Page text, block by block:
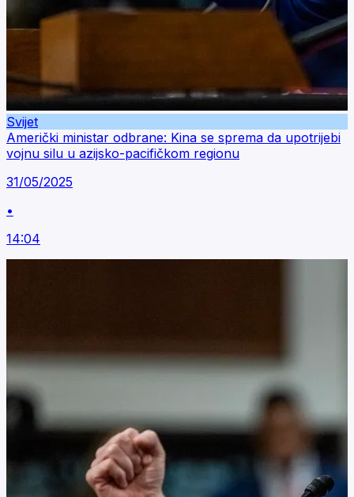
Svijet
Američki ministar odbrane: Kina se sprema da upotrijebi
vojnu silu u azijsko-pacifičkom regionu
31/05/2025
•
14:04